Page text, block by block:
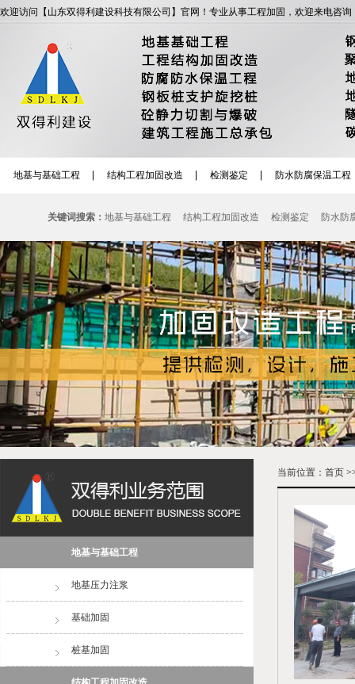
欢迎访问【山东双得利建设科技有限公司】官网！专业从事工程加固，欢迎来电咨询
地基与基础工程 结构工程加固改造 检测鉴定 防水防腐保温工程
关键词搜索： 地基与基础工程 结构工程加固改造 检测鉴定 防水防
地基与基础工程
地基压力注浆
基础加固
桩基加固
当前位置： 首页